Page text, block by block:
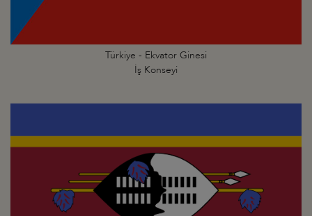
Türkiye - Ekvator Ginesi
İş Konseyi